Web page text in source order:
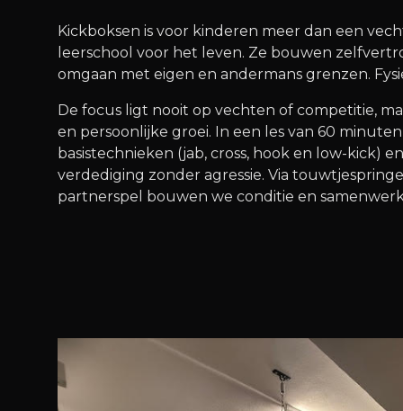
Kickboksen is voor kinderen meer dan een
leerschool voor het leven. Ze bouwen
omgaan met eigen en andermans grenzen.
De focus ligt nooit op vechten of competitie,
en persoonlijke groei. In een les van 60
basistechnieken (jab, cross, hook en low-kick)
verdediging zonder agressie. Via
partnerspel bouwen we conditie en